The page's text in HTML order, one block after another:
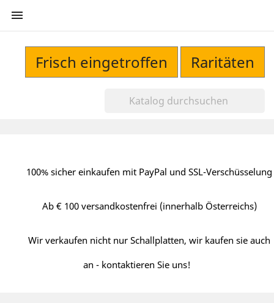

Frisch eingetroffen Raritäten
100% sicher einkaufen mit PayPal und SSL-Verschüsselung
Ab € 100 versandkostenfrei (innerhalb Österreichs)
Wir verkaufen nicht nur Schallplatten, wir kaufen sie auch
an - kontaktieren Sie uns!